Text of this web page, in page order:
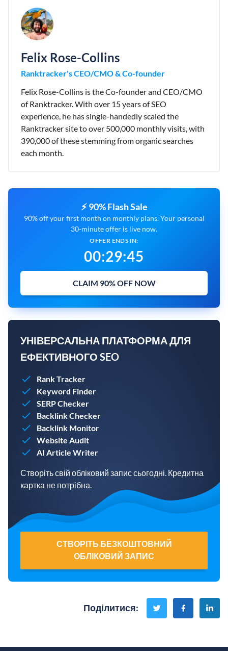
Felix Rose-Collins
Ranktracker's CEO/CMO & Co-founder
Felix Rose-Collins is the Co-founder and CEO/CMO
of Ranktracker. With over 15 years of SEO
experience, he has single-handedly scaled the
Ranktracker site to over 500,000 monthly visits, with
390,000 of these stemming from organic searches
each month.
⚡ 90% Flash Sale
90% off your first month on monthly plans. Your personal
30-minute offer is live now.
OFFER ENDS IN:
00:29:44
CLAIM 90% OFF NOW
УНІВЕРСАЛЬНА ПЛАТФОРМА ДЛЯ
ЕФЕКТИВНОГО SEO
Rank Tracker
Keyword Finder
SERP Checker
Backlink Checker
Backlink Monitor
Website Audit
AI Article Writer
Створіть свій обліковий запис сьогодні. Кредитна
картка не потрібна.
СТВОРІТЬ БЕЗКОШТОВНИЙ
ОБЛІКОВИЙ ЗАПИС
Поділитися: